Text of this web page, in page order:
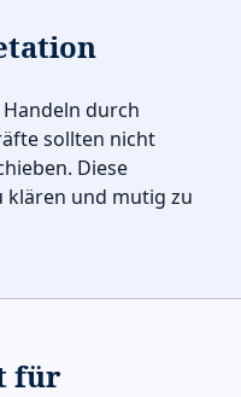
durch
sollten nicht
Diese
klären und mutig zu
für